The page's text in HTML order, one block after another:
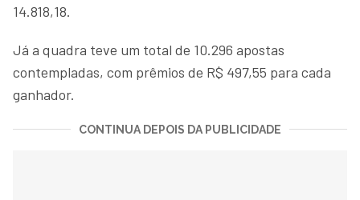
14.818,18.
Já a quadra teve um total de 10.296 apostas
contempladas, com prêmios de R$ 497,55 para cada
ganhador.
CONTINUA DEPOIS DA PUBLICIDADE